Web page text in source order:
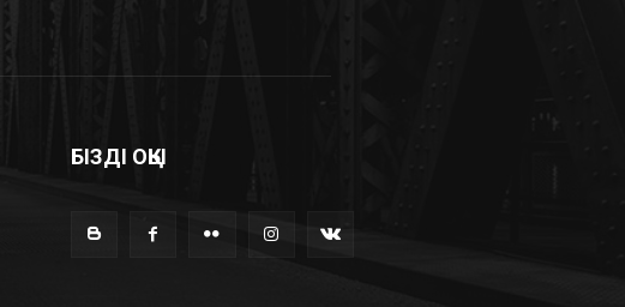
БІЗДІ ОҚЫ